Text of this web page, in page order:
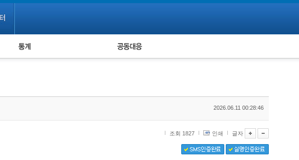
누적 피해사례 통계 피해자 공동대응
2026.06.11 00:28:46
조회 1827 인쇄 글자